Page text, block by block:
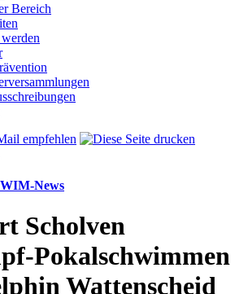
Bereich
News
Scholven
Pokal­schwimmen
Watten­scheid